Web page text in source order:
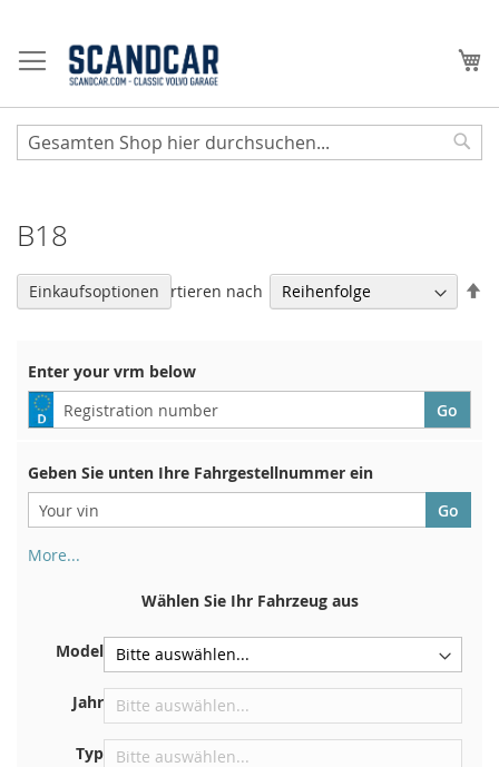
Inhalt
springen
B18
Sortieren nach
Enter your vrm below
Geben Sie unten Ihre Fahrgestellnummer ein
More...
Zulassungsbescheinigung. Und auch im Auto
Auf der Bodenplatte für den rechten Vordersitz
Zentrieren Sie es an der Trennwand unter der Haube
Direkt im Motorraum
Armaturenbrett
Wählen Sie Ihr Fahrzeug aus
Model
Jahr
Typ
Einkaufsoptionen